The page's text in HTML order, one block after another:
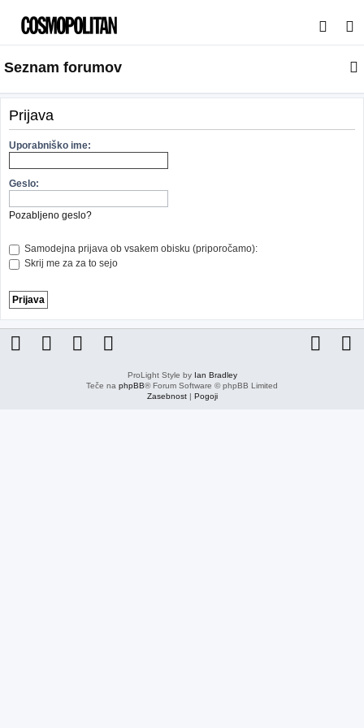
s
a
j
Seznam forumov
Prijava
Uporabniško ime:
Geslo:
Pozabljeno geslo?
Samodejna prijava ob vsakem obisku (priporočamo):
Skrij me za za to sejo
ProLight Style by Ian Bradley
Teče na phpBB® Forum Software © phpBB Limited
Zasebnost| Pogoji